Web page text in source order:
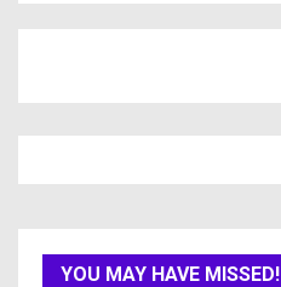
YOU MAY HAVE MISSED!